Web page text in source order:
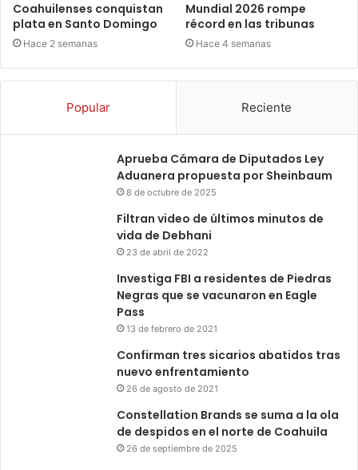
Coahuilenses conquistan
plata en Santo Domingo
Hace 2 semanas
Mundial 2026 rompe
récord en las tribunas
Hace 4 semanas
Popular Reciente
Aprueba Cámara de Diputados Ley
Aduanera propuesta por Sheinbaum
8 de octubre de 2025
Filtran video de últimos minutos de
vida de Debhani
23 de abril de 2022
Investiga FBI a residentes de Piedras
Negras que se vacunaron en Eagle
Pass
13 de febrero de 2021
Confirman tres sicarios abatidos tras
nuevo enfrentamiento
26 de agosto de 2021
Constellation Brands se suma a la ola
de despidos en el norte de Coahuila
26 de septiembre de 2025